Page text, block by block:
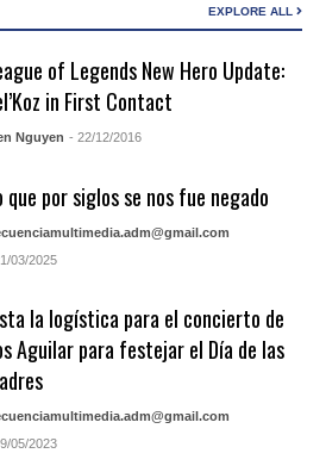
EXPLORE ALL
of Legends New Hero Update:
in First Contact
Nguyen - 22/12/2016
que por siglos se nos fue negado
03/2025
la logística para el concierto de
Aguilar para festejar el Día de las
05/2023